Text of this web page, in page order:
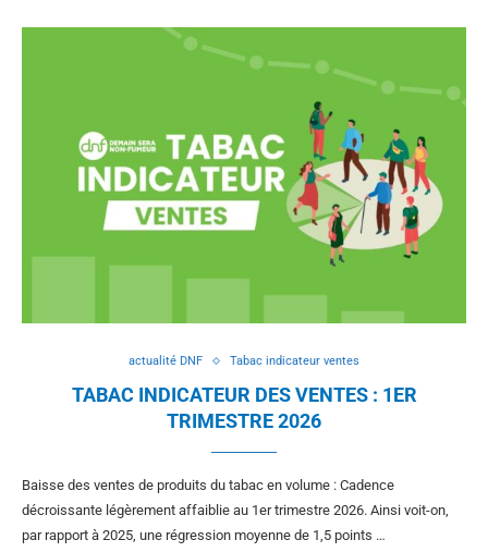
actualité DNF Tabac indicateur ventes
TABAC INDICATEUR DES VENTES : 1ER
TRIMESTRE 2026
Baisse des ventes de produits du tabac en volume : Cadence
décroissante légèrement affaiblie au 1er trimestre 2026. Ainsi voit-on,
par rapport à 2025, une régression moyenne de 1,5 points …